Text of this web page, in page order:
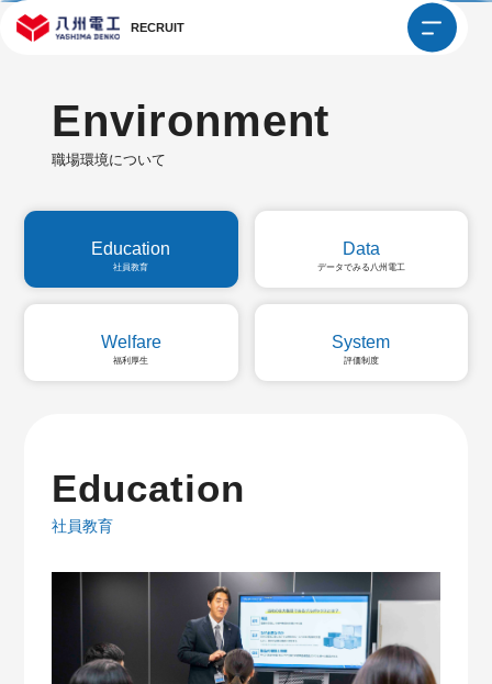
RECRUIT
Environment
職場環境について
Education
社員教育
Data
データでみる八州電工
Welfare
福利厚生
System
評価制度
Education
社員教育